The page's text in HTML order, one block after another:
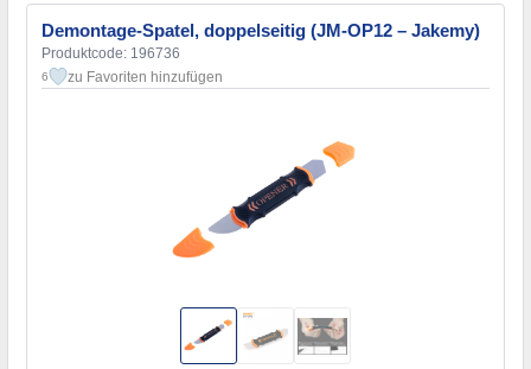
Demontage-Spatel, doppelseitig (JM-OP12 – Jakemy)
Produktcode: 196736
6 zu Favoriten hinzufügen